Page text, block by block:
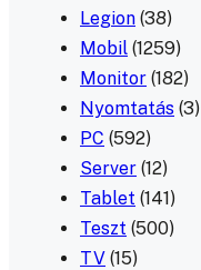
Legion (38)
Mobil (1259)
Monitor (182)
Nyomtatás (3)
PC (592)
Server (12)
Tablet (141)
Teszt (500)
TV (15)